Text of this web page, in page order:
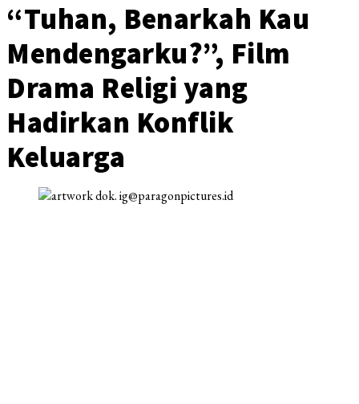
“Tuhan, Benarkah Kau
Mendengarku?”, Film
Drama Religi yang
Hadirkan Konflik
Keluarga